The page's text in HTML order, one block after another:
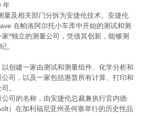
年
量及相关部门分拆为安捷伦技术。安捷伦
在帕洛阿尔托小车库中开始的测试和测
*独立的测量公司，凭借其创新，能够测
。
创建一家由测试和测量组件、化学分析和
司，以及一家包括惠普所有计算、打印和
。
司的名称，由安捷伦总裁兼执行官内德·
）在加利福尼亚州圣何塞举行的历史性品